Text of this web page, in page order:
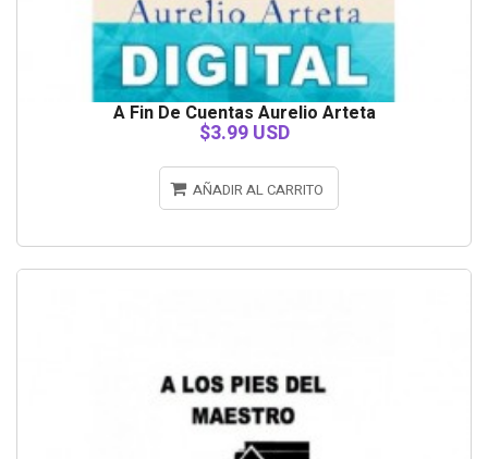
A Fin De Cuentas Aurelio Arteta
$3.99 USD
AÑADIR AL CARRITO